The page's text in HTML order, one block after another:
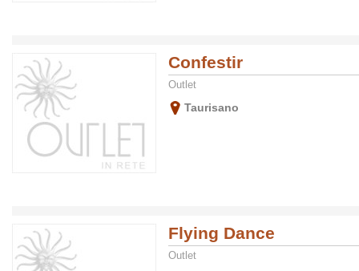
Confestir
Outlet
Taurisano
Flying Dance
Outlet